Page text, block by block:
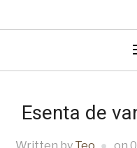
Esenta de